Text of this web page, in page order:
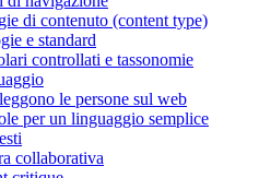
di contenuto (content type)
e standard
controllati e tassonomie
le persone sul web
per un linguaggio semplice
collaborativa